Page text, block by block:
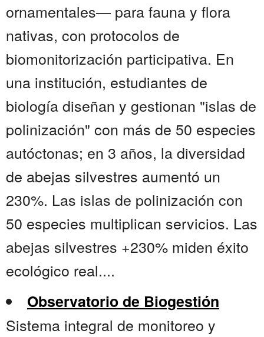
ornamentales— para fauna y flora
nativas, con protocolos de
biomonitorización participativa. En
una institución, estudiantes de
biología diseñan y gestionan "islas de
polinización" con más de 50 especies
autóctonas; en 3 años, la diversidad
de abejas silvestres aumentó un
230%. Las islas de polinización con
50 especies multiplican servicios. Las
abejas silvestres +230% miden éxito
ecológico real....
Observatorio de Biogestión
Sistema integral de monitoreo y